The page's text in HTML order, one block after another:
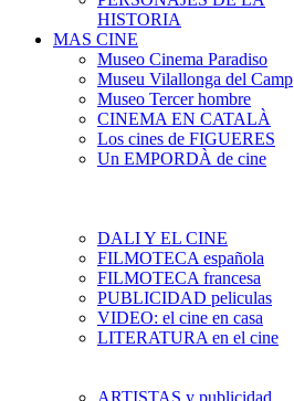
HISTORIA
MAS CINE
Museo Cinema Paradiso
Museu Vilallonga del Camp
Museo Tercer hombre
CINEMA EN CATALÀ
Los cines de FIGUERES
Un EMPORDÀ de cine
DALI Y EL CINE
FILMOTECA española
FILMOTECA francesa
PUBLICIDAD peliculas
VIDEO: el cine en casa
LITERATURA en el cine
ARTISTAS y publicidad